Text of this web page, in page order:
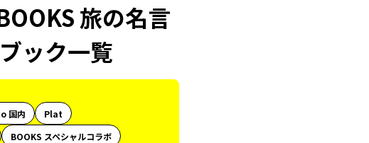
旅の名言
ック一覧
国内
Plat
BOOKS スペシャルコラボ